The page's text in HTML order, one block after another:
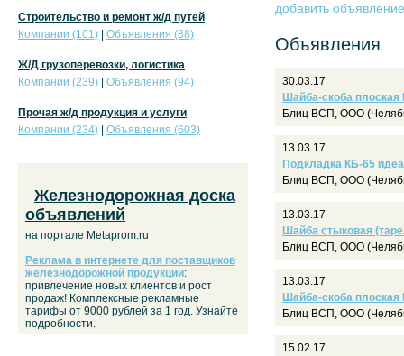
добавить объявление
Объявления
30.03.17
Шайба-скоба плоская
Блиц ВСП, ООО
13.03.17
Подкладка КБ-65
Блиц ВСП, ООО
13.03.17
Шайба стыковая
Блиц ВСП, ООО
13.03.17
Шайба-скоба плоская
Блиц ВСП, ООО
15.02.17
Строительство и ремонт ж/д путей
Компании (101)
Объявления (88)
Ж/Д грузоперевозки, логистика
Компании (239)
Объявления (94)
Прочая ж/д продукция и услуги
Компании (234)
Объявления (603)
Железнодорожная доска
объявлений
на портале Metaprom.ru
Реклама в интернете для поставщиков
железнодорожной продукции:
привлечение новых клиентов и рост
продаж! Комплексные рекламные
тарифы от 9000 рублей за 1 год. Узнайте
подробности.